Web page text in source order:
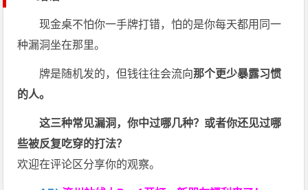
现金桌不怕你一手牌打错，怕的是你每天都用同一
种漏洞坐在那里。
牌是随机发的，但钱往往会流向那个更少暴露习惯
的人。
这三种常见漏洞，你中过哪几种？或者你还见过哪
些被反复吃穿的打法？
欢迎在评论区分享你的观察。